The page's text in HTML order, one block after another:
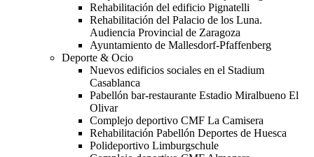
Rehabilitación del edificio Pignatelli
Rehabilitación del Palacio de los Luna.
Audiencia Provincial de Zaragoza
Ayuntamiento de Mallesdorf-Pfaffenberg
Deporte & Ocio
Nuevos edificios sociales en el Stadium
Casablanca
Pabellón bar-restaurante Estadio Miralbueno El
Olivar
Complejo deportivo CMF La Camisera
Rehabilitación Pabellón Deportes de Huesca
Polideportivo Limburgschule